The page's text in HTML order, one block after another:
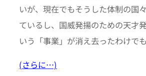
いが、現在でもそうした体制の国
ているし、国威発揚のための天才
いう「事業」が消え去ったわけでも
(さらに…)